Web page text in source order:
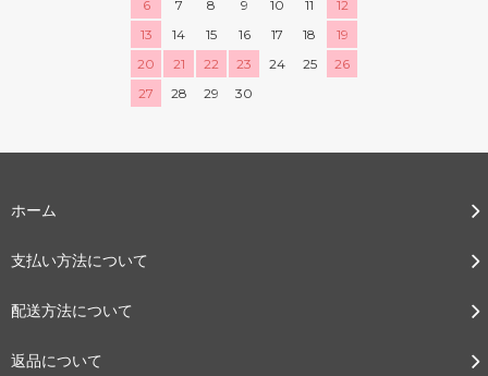
6
7 8 9 10 11
12
13
14 15 16 17 18
19
20
21 22 23 24 25
26
27
28 29 30
ホーム
支払い方法について
配送方法について
返品について